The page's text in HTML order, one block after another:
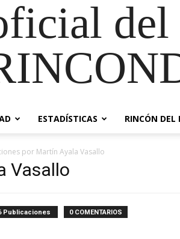
del
ESTADÍSTICAS RINCÓN DEL
por Martín Ayala Vasallo
Vasallo
Publicaciones 0 COMENTARIOS